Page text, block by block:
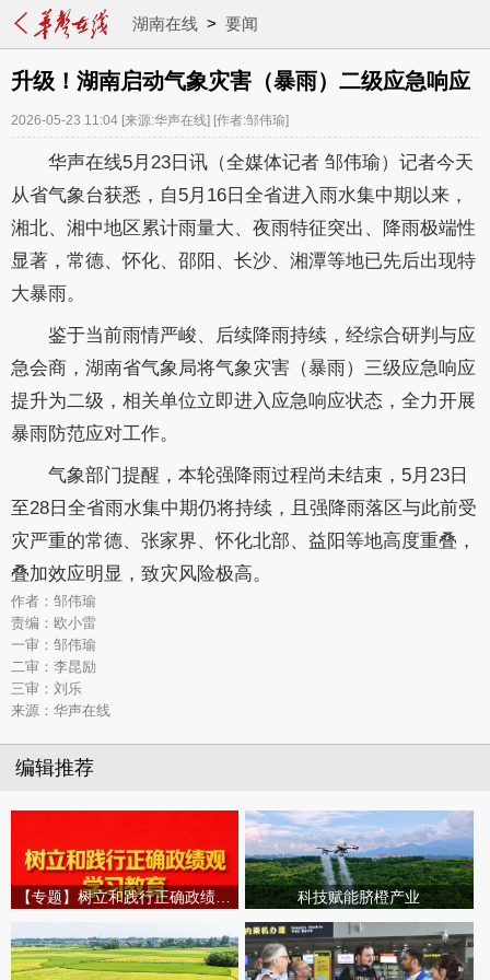
湖南在线> 要闻
升级！湖南启动气象灾害（暴雨）二级应急响应
2026-05-23 11:04 [来源:华声在线] [作者:邹伟瑜]
华声在线5月23日讯（全媒体记者 邹伟瑜）记者今天
从省气象台获悉，自5月16日全省进入雨水集中期以来，
湘北、湘中地区累计雨量大、夜雨特征突出、降雨极端性
显著，常德、怀化、邵阳、长沙、湘潭等地已先后出现特
大暴雨。
鉴于当前雨情严峻、后续降雨持续，经综合研判与应
急会商，湖南省气象局将气象灾害（暴雨）三级应急响应
提升为二级，相关单位立即进入应急响应状态，全力开展
暴雨防范应对工作。
气象部门提醒，本轮强降雨过程尚未结束，5月23日
至28日全省雨水集中期仍将持续，且强降雨落区与此前受
灾严重的常德、张家界、怀化北部、益阳等地高度重叠，
叠加效应明显，致灾风险极高。
作者：邹伟瑜
责编：欧小雷
一审：邹伟瑜
二审：李昆励
三审：刘乐
来源：华声在线
编辑推荐
科技赋能脐橙产业